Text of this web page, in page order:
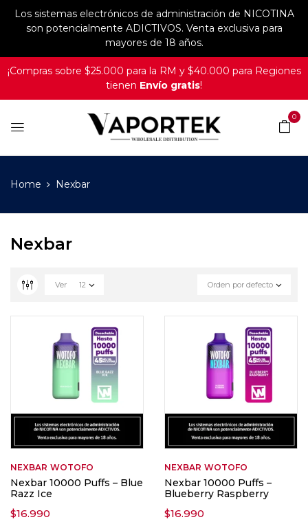
Los sistemas electrónicos de administración de NICOTINA
son potencialmente ADICTIVOS. Venta exclusiva para
mayores de 18 años.
¡Compras sobre $25.000 para la RM y $40.000 para Regiones
tienen Envío gratis!
0
Home Nexbar
Nexbar
Orden por defecto
Ver 12
NEXBAR WOTOFO
Nexbar 10000 Puffs – Blue
Razz Ice
$16.990
NEXBAR WOTOFO
Nexbar 10000 Puffs –
Blueberry Raspberry
$16.990